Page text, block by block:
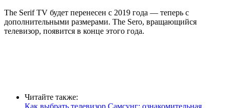
The Serif TV будет перенесен с 2019 года — теперь с
дополнительными размерами. The Sero, вращающийся
телевизор, появится в конце этого года.
Читайте также:
Как выбрать телевизор Самсунг: ознакомительная